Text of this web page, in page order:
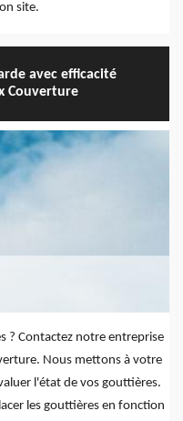
site.
avec efficacité
Couverture
? Contactez notre entreprise
Nous mettons à votre
l'état de vos gouttières.
les gouttières en fonction